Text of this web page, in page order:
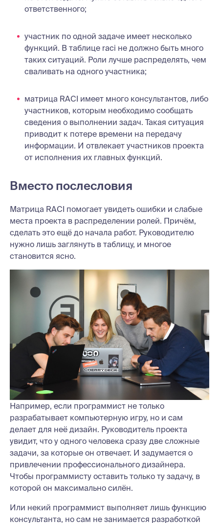
ответственного;
участник по одной задаче имеет несколько
функций. В таблице raci не должно быть много
таких ситуаций. Роли лучше распределять, чем
сваливать на одного участника;
матрица RACI имеет много консультантов, либо
участников, которым необходимо сообщать
сведения о выполнении задач. Такая ситуация
приводит к потере времени на передачу
информации. И отвлекает участников проекта
от исполнения их главных функций.
Вместо послесловия
Матрица RACI помогает увидеть ошибки и слабые
места проекта в распределении ролей. Причём,
сделать это ещё до начала работ. Руководителю
нужно лишь заглянуть в таблицу, и многое
становится ясно.
Например, если программист не только
разрабатывает компьютерную игру, но и сам
делает для неё дизайн. Руководитель проекта
увидит, что у одного человека сразу две сложные
задачи, за которые он отвечает. И задумается о
привлечении профессионального дизайнера.
Чтобы программисту оставить только ту задачу, в
которой он максимально силён.
Или некий программист выполняет лишь функцию
консультанта, но сам не занимается разработкой